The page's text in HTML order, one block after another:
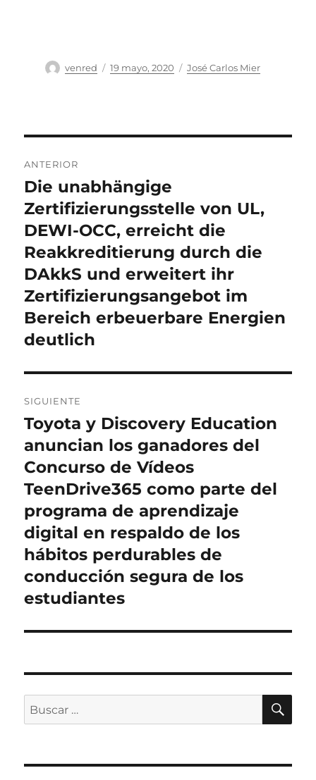
Autor
venred
Publicado
19 mayo, 2020 Categorías
José Carlos Mier
de
entradas
ANTERIOR
Entrada
anterior:
Die unabhängige
Zertifizierungsstelle von UL,
DEWI-OCC, erreicht die
Reakkreditierung durch die
DAkkS und erweitert ihr
Zertifizierungsangebot im
Bereich erbeuerbare Energien
deutlich
SIGUIENTE
Entrada
siguiente:
Toyota y Discovery Education
anuncian los ganadores del
Concurso de Vídeos
TeenDrive365 como parte del
programa de aprendizaje
digital en respaldo de los
hábitos perdurables de
conducción segura de los
estudiantes
Buscar
por: